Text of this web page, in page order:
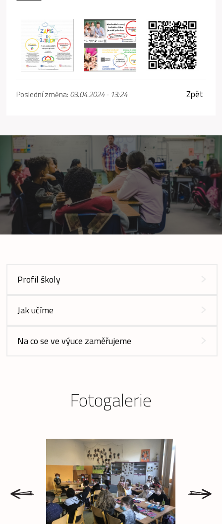
Poslední změna: 03.04.2024 - 13:24 Zpět
Profil školy
Jak učíme
Na co se ve výuce zaměřujeme
Fotogalerie